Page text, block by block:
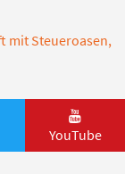
mit Steueroasen,
YouTube